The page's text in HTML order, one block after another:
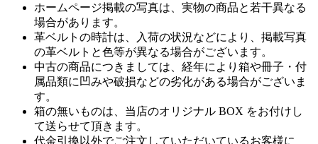
ホームページ掲載の写真は、実物の商品と若干異なる
場合があります。
革ベルトの時計は、入荷の状況などにより、掲載写真
の革ベルトと色等が異なる場合がございます。
中古の商品につきましては、経年により箱や冊子・付
属品類に凹みや破損などの劣化がある場合がございま
す。
箱の無いものは、当店のオリジナル BOX をお付けし
て送らせて頂きます。
代金引換以外でご注文していただいているお客様に